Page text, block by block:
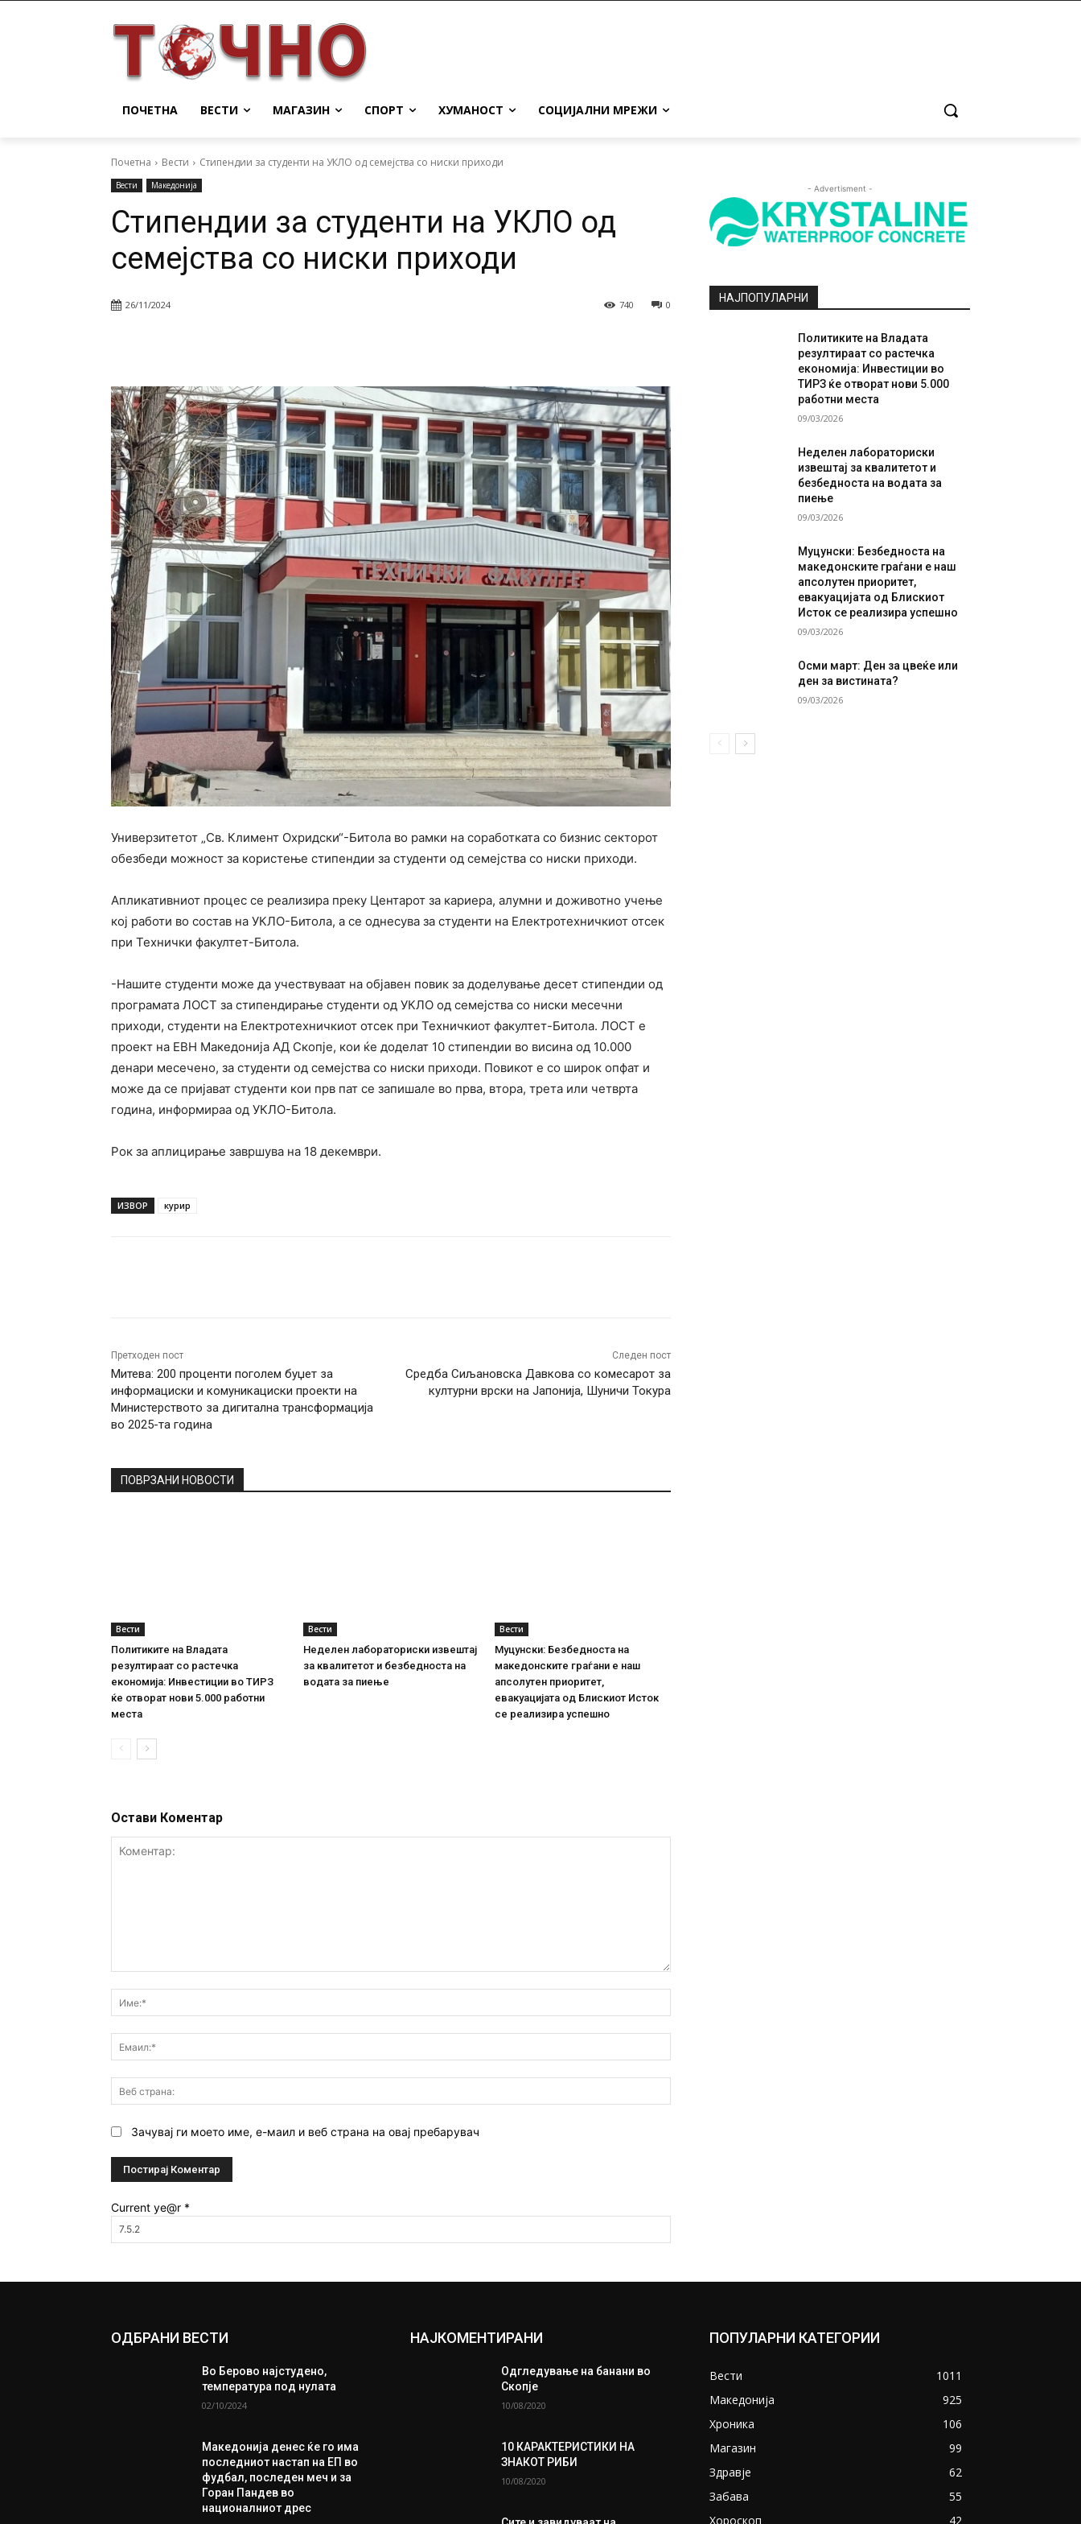
ПОЧЕТНА ВЕСТИ МАГАЗИН СПОРТ ХУМАНОСТ СОЦИЈАЛНИ МРЕЖИ
Почетна Вести Стипендии за студенти на УКЛО од семејства со ниски приходи
Вести Македонија
Стипендии за студенти на УКЛО од
семејства со ниски приходи
26/11/2024 0
740
Универзитетот „Св. Климент Охридски“-Битола во рамки на соработката со бизнис секторот
обезбеди можност за користење стипендии за студенти од семејства со ниски приходи.
Апликативниот процес се реализира преку Центарот за кариера, алумни и доживотно учење
кој работи во состав на УКЛО-Битола, а се однесува за студенти на Електротехничкиот отсек
при Технички факултет-Битола.
-Нашите студенти може да учествуваат на објавен повик за доделување десет стипендии од
програмата ЛОСТ за стипендирање студенти од УКЛО од семејства со ниски месечни
приходи, студенти на Електротехничкиот отсек при Техничкиот факултет-Битола. ЛОСТ е
проект на ЕВН Македонија АД Скопје, кои ќе доделат 10 стипендии во висина од 10.000
денари месечено, за студенти од семејства со ниски приходи. Повикот е со широк опфат и
може да се пријават студенти кои прв пат се запишале во прва, втора, трета или четврта
година, информираа од УКЛО-Битола.
Рок за аплицирање завршува на 18 декември.
ИЗВОР курир
Претходен пост
Митева: 200 проценти поголем буџет за
информациски и комуникациски проекти на
Министерството за дигитална трансформација
во 2025-та година
Следен пост
Средба Сиљановска Давкова со комесарот за
културни врски на Јапонија, Шуничи Токура
ПОВРЗАНИ НОВОСТИ
Вести
Политиките на Владата
резултираат со растечка
економија: Инвестиции во ТИРЗ
ќе отворат нови 5.000 работни
места
Вести
Неделен лабораториски извештај
за квалитетот и безбедноста на
водата за пиење
Вести
Муцунски: Безбедноста на
македонските граѓани е наш
апсолутен приоритет,
евакуацијата од Блискиот Исток
се реализира успешно
Остави Коментар
страна:
Зачувај ги моето име, е-маил и веб страна на овај пребарувач
Current ye@r *
- Advertisment -
НАЈПОПУЛАРНИ
Политиките на Владата
резултираат со растечка
економија: Инвестиции во
ТИРЗ ќе отворат нови 5.000
работни места
09/03/2026
Неделен лабораториски
извештај за квалитетот и
безбедноста на водата за
пиење
09/03/2026
Муцунски: Безбедноста на
македонските граѓани е наш
апсолутен приоритет,
евакуацијата од Блискиот
Исток се реализира успешно
09/03/2026
Осми март: Ден за цвеќе или
ден за вистината?
09/03/2026
ОДБРАНИ ВЕСТИ
Во Берово најстудено,
температура под нулата
02/10/2024
Македонија денес ќе го има
последниот настап на ЕП во
фудбал, последен меч и за
Горан Пандев во
националниот дрес
НАЈКОМЕНТИРАНИ
Одгледување на банани во
Скопје
10/08/2020
10 КАРАКТЕРИСТИКИ НА
ЗНАКОТ РИБИ
10/08/2020
ПОПУЛАРНИ КАТЕГОРИИ
Вести
1011
Македонија
925
Хроника
106
Магазин
99
Здравје
62
Забава
55
Хороскоп
42